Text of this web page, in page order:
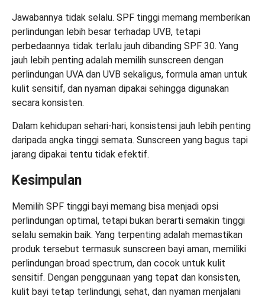
Jawabannya tidak selalu. SPF tinggi memang memberikan
perlindungan lebih besar terhadap UVB, tetapi
perbedaannya tidak terlalu jauh dibanding SPF 30. Yang
jauh lebih penting adalah memilih sunscreen dengan
perlindungan UVA dan UVB sekaligus, formula aman untuk
kulit sensitif, dan nyaman dipakai sehingga digunakan
secara konsisten.
Dalam kehidupan sehari-hari, konsistensi jauh lebih penting
daripada angka tinggi semata. Sunscreen yang bagus tapi
jarang dipakai tentu tidak efektif.
Kesimpulan
Memilih SPF tinggi bayi memang bisa menjadi opsi
perlindungan optimal, tetapi bukan berarti semakin tinggi
selalu semakin baik. Yang terpenting adalah memastikan
produk tersebut termasuk sunscreen bayi aman, memiliki
perlindungan broad spectrum, dan cocok untuk kulit
sensitif. Dengan penggunaan yang tepat dan konsisten,
kulit bayi tetap terlindungi, sehat, dan nyaman menjalani